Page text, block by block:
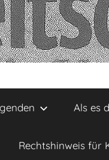
Als es
Rechtshinweis für